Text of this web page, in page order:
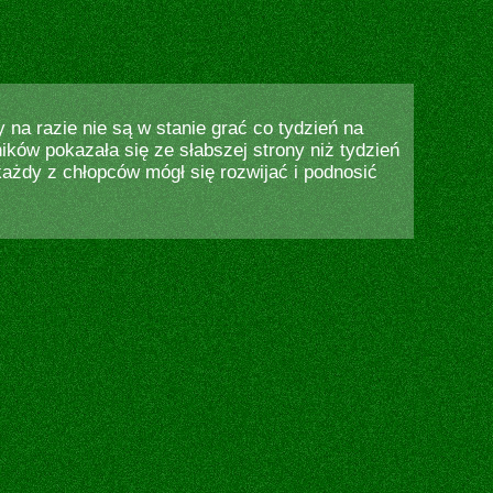
razie nie są w stanie grać co tydzień na
pokazała się ze słabszej strony niż tydzień
z chłopców mógł się rozwijać i podnosić